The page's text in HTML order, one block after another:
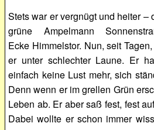
Stets war er vergnügt und heiter –
grüne Ampelmann
Ecke Himmelstor. Nun, seit
er unter schlechter Laune. Er
einfach keine Lust mehr, sich
Denn wenn er im grellen Grün
Leben ab. Er aber saß fest, fest
Dabei wollte er schon immer